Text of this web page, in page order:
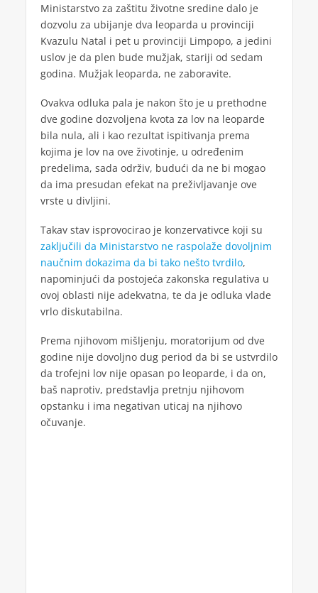
Ministarstvo za zaštitu životne sredine dalo je
dozvolu za ubijanje dva leoparda u provinciji
Kvazulu Natal i pet u provinciji Limpopo, a jedini
uslov je da plen bude mužjak, stariji od sedam
godina. Mužjak leoparda, ne zaboravite.
Ovakva odluka pala je nakon što je u prethodne
dve godine dozvoljena kvota za lov na leoparde
bila nula, ali i kao rezultat ispitivanja prema
kojima je lov na ove životinje, u određenim
predelima, sada održiv, budući da ne bi mogao
da ima presudan efekat na preživljavanje ove
vrste u divljini.
Takav stav isprovocirao je konzervativce koji su
zaključili da Ministarstvo ne raspolaže dovoljnim
naučnim dokazima da bi tako nešto tvrdilo,
napominjući da postojeća zakonska regulativa u
ovoj oblasti nije adekvatna, te da je odluka vlade
vrlo diskutabilna.
Prema njihovom mišljenju, moratorijum od dve
godine nije dovoljno dug period da bi se ustvrdilo
da trofejni lov nije opasan po leoparde, i da on,
baš naprotiv, predstavlja pretnju njihovom
opstanku i ima negativan uticaj na njihovo
očuvanje.